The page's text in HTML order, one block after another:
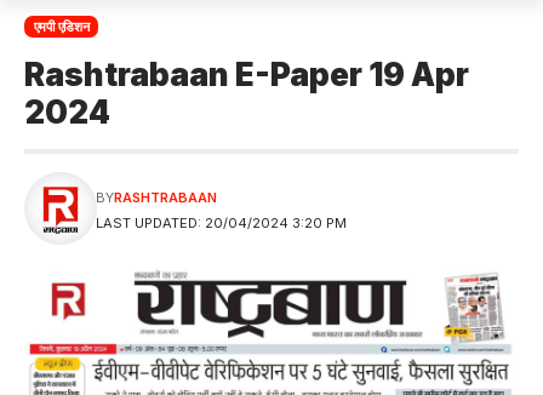
एमपी एडिशन
Rashtrabaan E-Paper 19 Apr
2024
LAST UPDATED: 20/04/2024 3:20 PM
BYRASHTRABAAN